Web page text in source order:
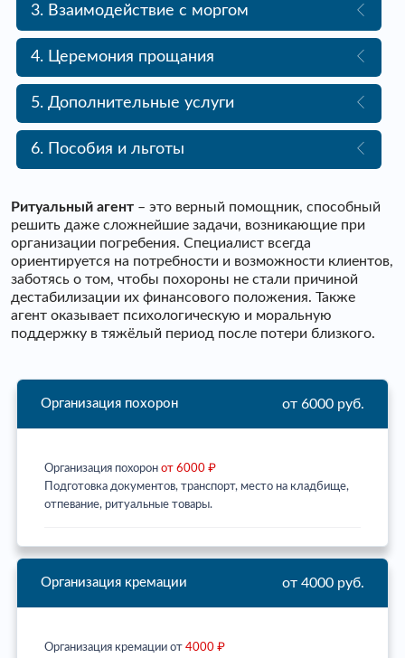
3. Взаимодействие с моргом
4. Церемония прощания
5. Дополнительные услуги
6. Пособия и льготы
Ритуальный агент – это верный помощник, способный
решить даже сложнейшие задачи, возникающие при
организации погребения. Специалист всегда
ориентируется на потребности и возможности клиентов,
заботясь о том, чтобы похороны не стали причиной
дестабилизации их финансового положения. Также
агент оказывает психологическую и моральную
поддержку в тяжёлый период после потери близкого.
Организация похорон от 6000 руб.
Организация похорон от 6000 ₽
Подготовка документов, транспорт, место на кладбище,
отпевание, ритуальные товары.
Организация кремации от 4000 руб.
Организация кремации от 4000 ₽